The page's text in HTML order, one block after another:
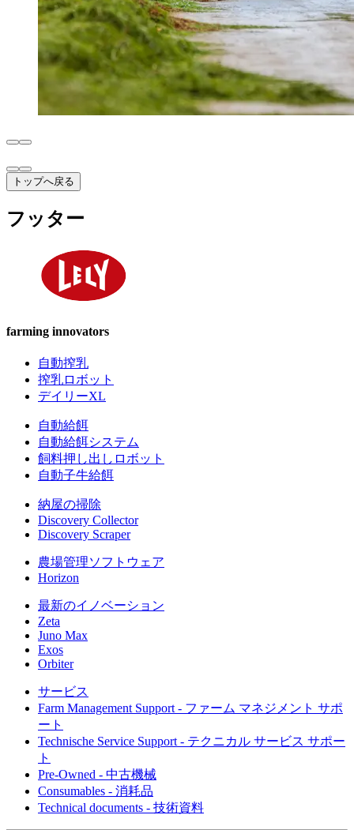
トップへ戻る
フッター
farming innovators
自動搾乳
搾乳ロボット
デイリーXL
自動給餌
自動給餌システム
飼料押し出しロボット
自動子牛給餌
納屋の掃除
Discovery Collector
Discovery Scraper
農場管理ソフトウェア
Horizon
最新のイノベーション
Zeta
Juno Max
Exos
Orbiter
サービス
Farm Management Support - ファーム マネジメント サポ
ート
Technische Service Support - テクニカル サービス サポー
ト
Pre-Owned - 中古機械
Consumables - 消耗品
Technical documents - 技術資料